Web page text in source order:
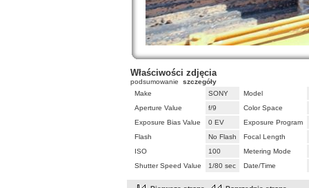
Właściwości zdjęcia
podsumowanie szczegóły
Make
SONY
Model
Aperture Value
f/9
Color Space
Exposure Bias Value
0 EV
Exposure Program
Flash
No Flash
Focal Length
ISO
100
Metering Mode
Shutter Speed Value
1/80 sec Date/Time